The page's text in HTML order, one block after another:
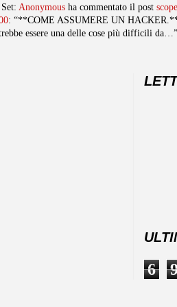
Anonymous ha commentato il post
: “**COME ASSUMERE UN
essere una delle cose più difficili da…”
6